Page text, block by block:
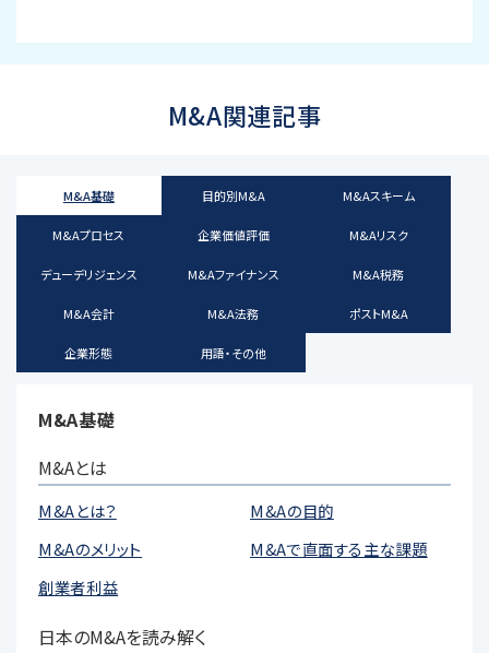
M&A関連記事
M&A基礎 目的別M&A M&Aスキーム
M&Aプロセス 企業価値評価 M&Aリスク
デューデリジェンス M&Aファイナンス M&A税務
M&A会計 M&A法務 ポストM&A
企業形態 用語・その他
M&A基礎
M&Aとは
M&Aとは？
M&Aの目的
M&Aのメリット
M&Aで直面する主な課題
創業者利益
日本のM&Aを読み解く